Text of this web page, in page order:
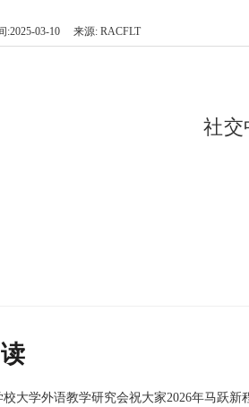
:2025-03-10 来源: RACFLT
社
校大学外语教学研究会祝大家2026年马跃新